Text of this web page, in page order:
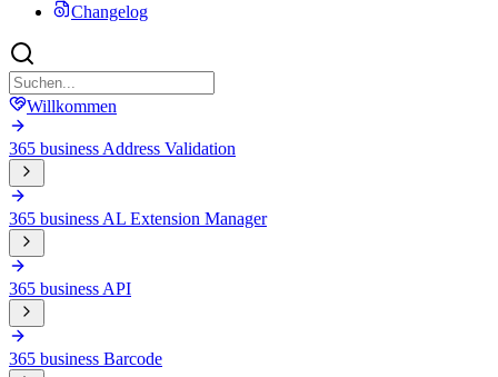
Changelog
Willkommen
365 business Address Validation
365 business AL Extension Manager
365 business API
365 business Barcode